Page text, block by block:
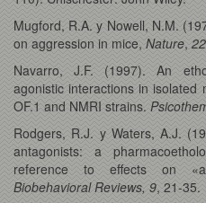
Mugford, R.A. y Nowell, N.M.
on aggression in mice, Nature,
Navarro, J.F. (1997). An
agonistic interactions in isolated
OF.1 and NMRI strains.
Rodgers, R.J. y Waters, A.J.
antagonists: a
reference to effects on
Biobehavioral Reviews, 9, 21-35.